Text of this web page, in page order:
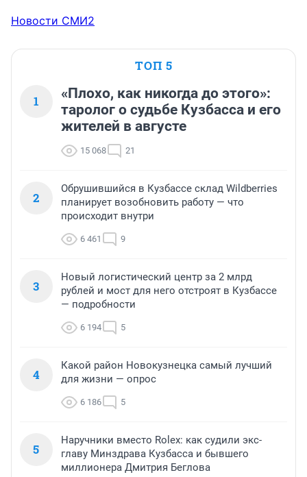
Новости СМИ2
ТОП 5
1
«Плохо, как никогда до этого»:
таролог о судьбе Кузбасса и его
жителей в августе
15 068 21
2
Обрушившийся в Кузбассе склад Wildberries
планирует возобновить работу — что
происходит внутри
6 461 9
3
Новый логистический центр за 2 млрд
рублей и мост для него отстроят в Кузбассе
— подробности
6 194 5
4
Какой район Новокузнецка самый лучший
для жизни — опрос
6 186 5
5
Наручники вместо Rolex: как судили экс-
главу Минздрава Кузбасса и бывшего
миллионера Дмитрия Беглова